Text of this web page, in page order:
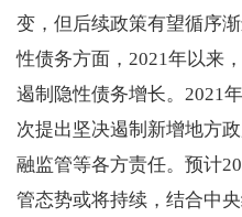
变，但后续政策有望循序
性债务方面，2021年以来
遏制隐性债务增长。2021
次提出坚决遏制新增地方
融监管等各方责任。预计
管态势或将持续，结合中